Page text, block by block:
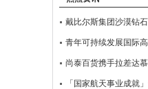
戴比尔斯集团沙漠钻
青年可持续发展国际
尚泰百货携手拉差达
「国家航天事业成就